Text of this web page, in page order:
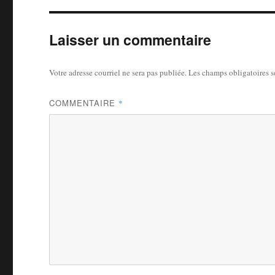
Laisser un commentaire
Votre adresse courriel ne sera pas publiée.Les champs obligatoires
COMMENTAIRE *